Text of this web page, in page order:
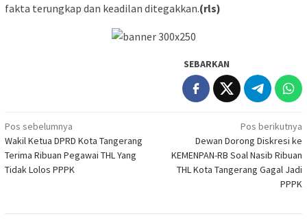
fakta terungkap dan keadilan ditegakkan.(rls)
SEBARKAN
Navigasi
pos
Pos sebelumnya
Wakil Ketua DPRD Kota Tangerang
Terima Ribuan Pegawai THL Yang
Tidak Lolos PPPK
Pos berikutnya
Dewan Dorong Diskresi ke
KEMENPAN-RB Soal Nasib Ribuan
THL Kota Tangerang Gagal Jadi
PPPK